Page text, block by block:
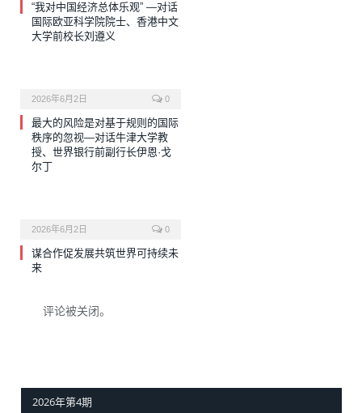
“我对中国经济总体乐观” —对话
国际欧亚科学院院士、香港中文
大学前校长刘遵义
2026年6月2日 0
最大的风险是对基于规则的国际
秩序的忽视—对话牛津大学教
授、世界银行前副行长伊恩·戈
尔丁
2026年6月2日 0
谋合作促发展共筑世界可持续未
来
评论被关闭。
2026年第4期